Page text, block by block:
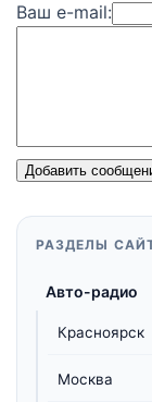
Ваш e-mail:
Добавить
РАЗДЕЛЫ
Авто-радио
Красноярск
Москва